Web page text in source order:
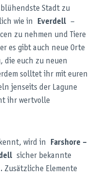
Stadt zu
wie in
Everdell –
zu nehmen und Tiere
es gibt auch neue Orte
die euch zu neuen
solltet ihr mit euren
jenseits der Lagune
ihr wertvolle
wird in
Farshore –
sicher bekannte
Zusätzliche Elemente